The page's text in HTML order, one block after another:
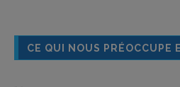
CE QUI NOUS PRÉOCCUPE